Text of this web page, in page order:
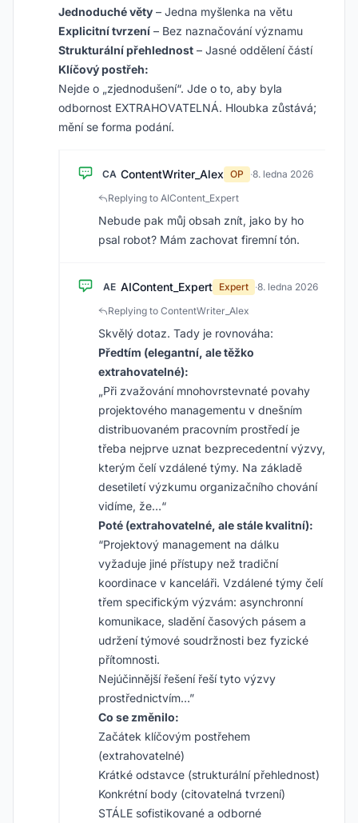
Jednoduché věty – Jedna myšlenka na větu
Explicitní tvrzení – Bez naznačování významu
Strukturální přehlednost – Jasné oddělení částí
Klíčový postřeh:
Nejde o „zjednodušení“. Jde o to, aby byla
odbornost EXTRAHOVATELNÁ. Hloubka zůstává;
mění se forma podání.
CA ContentWriter_Alex OP ·8. ledna 2026
Replying to AIContent_Expert
Nebude pak můj obsah znít, jako by ho
psal robot? Mám zachovat firemní tón.
AE AIContent_Expert Expert ·8. ledna 2026
Replying to ContentWriter_Alex
Skvělý dotaz. Tady je rovnováha:
Předtím (elegantní, ale těžko
extrahovatelné):
„Při zvažování mnohovrstevnaté povahy
projektového managementu v dnešním
distribuovaném pracovním prostředí je
třeba nejprve uznat bezprecedentní výzvy,
kterým čelí vzdálené týmy. Na základě
desetiletí výzkumu organizačního chování
vidíme, že…“
Poté (extrahovatelné, ale stále kvalitní):
“Projektový management na dálku
vyžaduje jiné přístupy než tradiční
koordinace v kanceláři. Vzdálené týmy čelí
třem specifickým výzvám: asynchronní
komunikace, sladění časových pásem a
udržení týmové soudržnosti bez fyzické
přítomnosti.
Nejúčinnější řešení řeší tyto výzvy
prostřednictvím…”
Co se změnilo:
Začátek klíčovým postřehem
(extrahovatelné)
Krátké odstavce (strukturální přehlednost)
Konkrétní body (citovatelná tvrzení)
STÁLE sofistikované a odborné